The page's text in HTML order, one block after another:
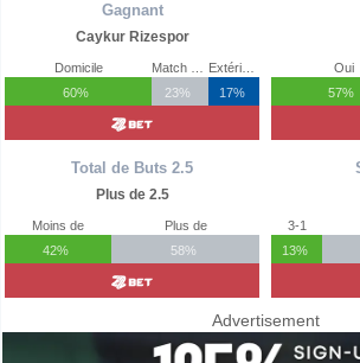
Gagnant
Caykur Rizespor
Domicile
60%
23%
17%
Total de Buts 2.5
Plus de 2.5
Moins de
42%
Plus de
58%
Oui
57%
3-1
13%
Advertisement